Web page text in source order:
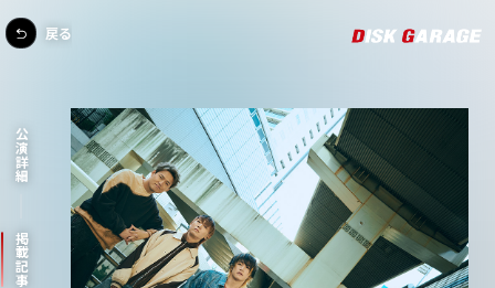
公演詳細
掲載記事
戻る